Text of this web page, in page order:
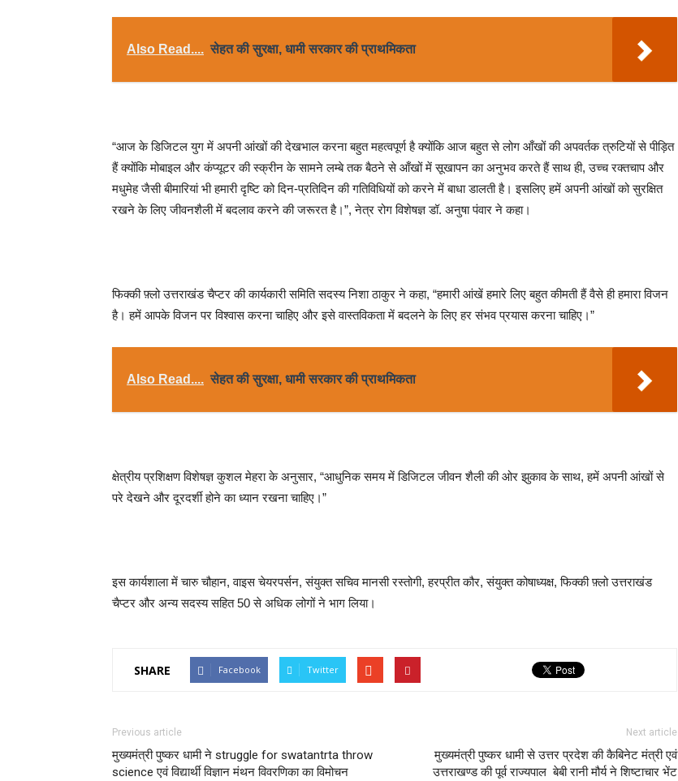
Also Read.... सेहत की सुरक्षा, धामी सरकार की प्राथमिकता
“आज के डिजिटल युग में अपनी आंखों की देखभाल करना बहुत महत्वपूर्ण है क्योंकि आज बहुत से लोग आँखों की अपवर्तक त्रुटियों से पीड़ित
हैं क्योंकि मोबाइल और कंप्यूटर की स्क्रीन के सामने लम्बे तक बैठने से आँखों में सूखापन का अनुभव करते हैं साथ ही, उच्च रक्तचाप और
मधुमेह जैसी बीमारियां भी हमारी दृष्टि को दिन-प्रतिदिन की गतिविधियों को करने में बाधा डालती है। इसलिए हमें अपनी आंखों को सुरक्षित
रखने के लिए जीवनशैली में बदलाव करने की जरूरत है।”, नेत्र रोग विशेषज्ञ डॉ. अनुषा पंवार ने कहा।
फिक्की फ़्लो उत्तराखंड चैप्टर की कार्यकारी समिति सदस्य निशा ठाकुर ने कहा, “हमारी आंखें हमारे लिए बहुत कीमती हैं वैसे ही हमारा विजन
है। हमें आपके विजन पर विश्वास करना चाहिए और इसे वास्तविकता में बदलने के लिए हर संभव प्रयास करना चाहिए।”
Also Read.... सेहत की सुरक्षा, धामी सरकार की प्राथमिकता
क्षेत्रीय प्रशिक्षण विशेषज्ञ कुशल मेहरा के अनुसार, “आधुनिक समय में डिजिटल जीवन शैली की ओर झुकाव के साथ, हमें अपनी आंखों से
परे देखने और दूरदर्शी होने का ध्यान रखना चाहिए।”
इस कार्यशाला में चारु चौहान, वाइस चेयरपर्सन, संयुक्त सचिव मानसी रस्तोगी, हरप्रीत कौर, संयुक्त कोषाध्यक्ष, फिक्की फ़्लो उत्तराखंड
चैप्टर और अन्य सदस्य सहित 50 से अधिक लोगों ने भाग लिया।
SHARE Facebook Twitter
Previous article
मुख्यमंत्री पुष्कर धामी ने struggle for swatantrta throw
science एवं विद्यार्थी विज्ञान मंथन विवरणिका का विमोचन
Next article
मुख्यमंत्री पुष्कर धामी से उत्तर प्रदेश की कैबिनेट मंत्री एवं
उत्तराखण्ड की पूर्व राज्यपाल बेबी रानी मौर्य ने शिष्टाचार भेंट